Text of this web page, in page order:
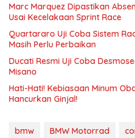
Marc Marquez Dipastikan
Usai Kecelakaan Sprint Race
Quartararo Uji Coba Sistem
Masih Perlu Perbaikan
Ducati Resmi Uji Coba
Misano
Hati-Hati! Kebiasaan Minum
Hancurkan Ginjal!
bmw BMW Motorrad